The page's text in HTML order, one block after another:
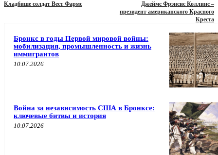
Кладбище солдат Вест Фармс
Джеймс Фрэнсис Коллинc –
президент американского Красного
Креста
Бронкс в годы Первой мировой войны:
мобилизация, промышленность и жизнь
иммигрантов
10.07.2026
Война за независимость США в Бронксе:
ключевые битвы и история
10.07.2026